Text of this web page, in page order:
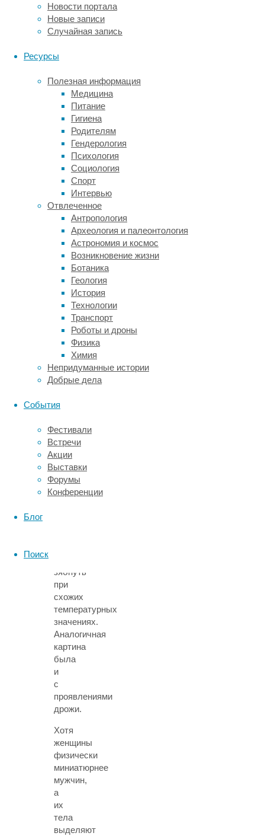
Новости портала
Новые записи
Случайная запись
Ресурсы
Полезная информация
Медицина
Питание
Гигиена
Родителям
Гендерология
Психология
Социология
Спорт
Интервью
Отвлеченное
Антропология
Археология и палеонтология
Астрономия и космос
Возникновение жизни
Ботаника
Геология
История
Технологии
Транспорт
Роботы и дроны
Физика
Химия
Непридуманные истории
Добрые дела
События
Фестивали
Встречи
Акции
Выставки
Форумы
Конференции
Блог
Поиск
им
комфортно
и
мерзнут
они.
Кроме
того,
добровольцев
отслеживали
признаки
дрожи.
Вопреки
ожиданиям,
исследователи
не
выявили
особых
различий
температурном
восприятии
мужчин
женщин
во
вторичных
терморегуляции,
поглощение
глюкозы,
электрическую
активность
мышц
и
зябнуть
при
схожих
температурных
значениях.
Аналогичная
картина
была
и
с
проявлениями
дрожи.
Хотя
женщины
физически
миниатюрнее
мужчин,
а
их
тела
выделяют